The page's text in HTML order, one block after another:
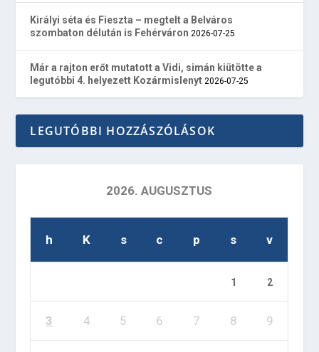
Királyi séta és Fieszta – megtelt a Belváros
szombaton délután is Fehérváron 2026-07-25
Már a rajton erőt mutatott a Vidi, simán kiütötte a
legutóbbi 4. helyezett Kozármislenyt 2026-07-25
LEGUTÓBBI HOZZÁSZÓLÁSOK
2026. AUGUSZTUS
h K s c p s v
1 2
3 4 5 6 7 8 9